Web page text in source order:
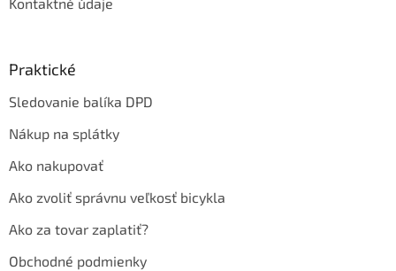
Praktické
Sledovanie balíka DPD
Nákup na splátky
Ako nakupovať
Ako zvoliť správnu veľkosť bicykla
Ako za tovar zaplatiť?
Obchodné podmienky